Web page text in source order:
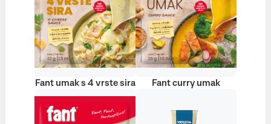
Fant umak s 4 vrste sira Fant curry umak